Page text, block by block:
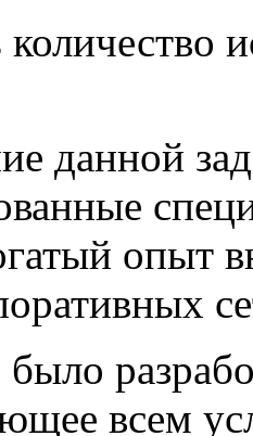
данной
опыт
было
всем